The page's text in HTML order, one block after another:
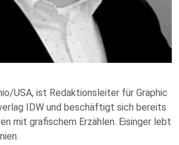
USA, ist Redaktionsleiter für Graphic
IDW und beschäftigt sich bereits
mit grafischem Erzählen. Eisinger lebt